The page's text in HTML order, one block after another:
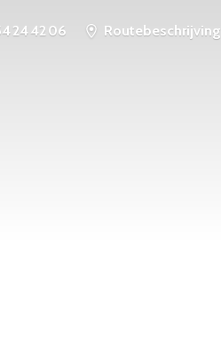
24 42 06 Routebeschrijving